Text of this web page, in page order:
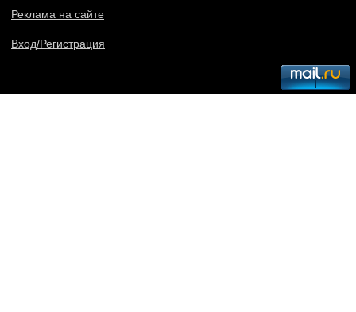
Реклама на сайте
Вход/Регистрация